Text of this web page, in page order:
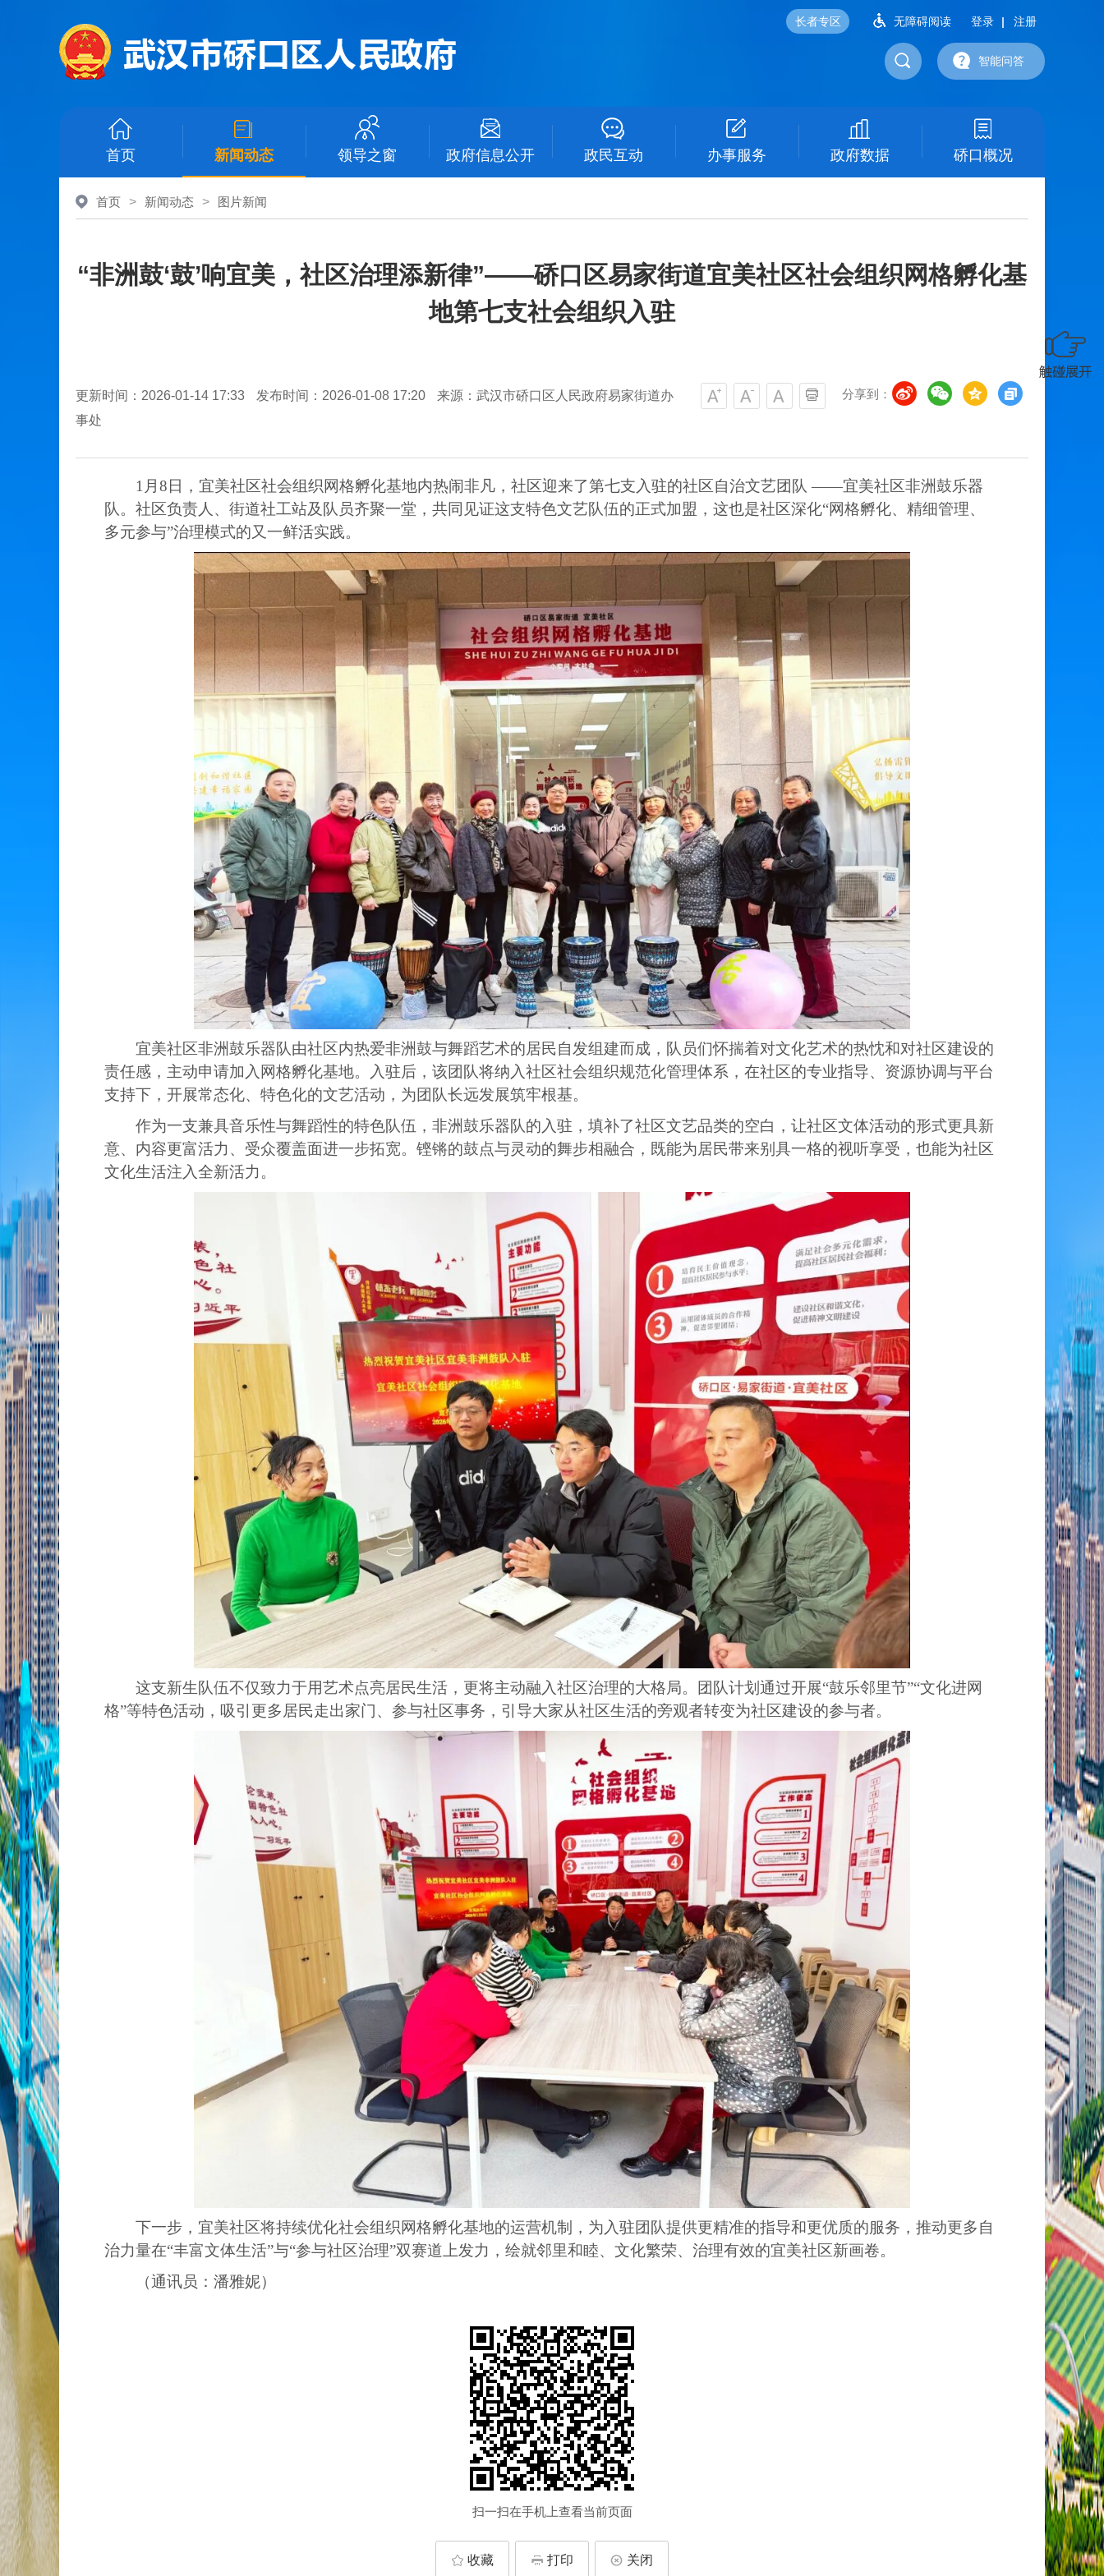
长者专区 无障碍阅读 登录 注册
智能问答
首页 新闻动态 领导之窗 政府信息公开 政民互动 办事服务 政府数据 硚口概况
首页 > 新闻动态 > 图片新闻
“非洲鼓‘鼓’响宜美，社区治理添新律”——硚口区易家街道宜美社区社会组织网格孵化基
地第七支社会组织入驻
分享到：
更新时间：2026-01-14 17:33 发布时间：2026-01-08 17:20
来源：武汉市硚口区人民政府易家街道办
事处
1月8日，宜美社区社会组织网格孵化基地内热闹非凡，社区迎来了第七支入驻的社区自治文艺团队 ——宜美社区非洲鼓乐器
队。社区负责人、街道社工站及队员齐聚一堂，共同见证这支特色文艺队伍的正式加盟，这也是社区深化“网格孵化、精细管理、
多元参与”治理模式的又一鲜活实践。
宜美社区非洲鼓乐器队由社区内热爱非洲鼓与舞蹈艺术的居民自发组建而成，队员们怀揣着对文化艺术的热忱和对社区建设的
责任感，主动申请加入网格孵化基地。入驻后，该团队将纳入社区社会组织规范化管理体系，在社区的专业指导、资源协调与平台
支持下，开展常态化、特色化的文艺活动，为团队长远发展筑牢根基。
作为一支兼具音乐性与舞蹈性的特色队伍，非洲鼓乐器队的入驻，填补了社区文艺品类的空白，让社区文体活动的形式更具新
意、内容更富活力、受众覆盖面进一步拓宽。铿锵的鼓点与灵动的舞步相融合，既能为居民带来别具一格的视听享受，也能为社区
文化生活注入全新活力。
这支新生队伍不仅致力于用艺术点亮居民生活，更将主动融入社区治理的大格局。团队计划通过开展“鼓乐邻里节”“文化进网
格”等特色活动，吸引更多居民走出家门、参与社区事务，引导大家从社区生活的旁观者转变为社区建设的参与者。
下一步，宜美社区将持续优化社会组织网格孵化基地的运营机制，为入驻团队提供更精准的指导和更优质的服务，推动更多自
治力量在“丰富文体生活”与“参与社区治理”双赛道上发力，绘就邻里和睦、文化繁荣、治理有效的宜美社区新画卷。
（通讯员：潘雅妮）
扫一扫在手机上查看当前页面
收藏 打印 关闭